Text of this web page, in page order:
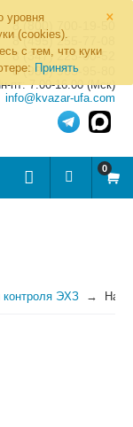
×
уровня
(cookies).
с тем, что куки
Принять
8 (800) 700-19-50
8 (495) 255-77-08
8 (347) 225-00-52
8 (986) 963-95-80
пт: 7.00-16.00 (Мск)
info@kvazar-ufa.com
0
контроля ЭХЗ